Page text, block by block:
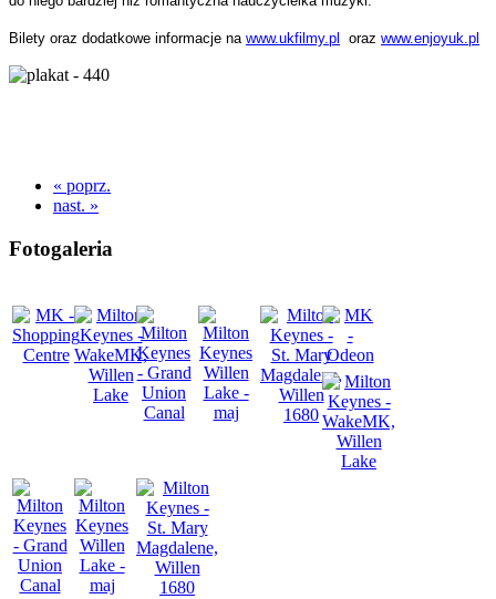
Bilety oraz dodatkowe informacje na www.ukfilmy.pl oraz www.enjoyuk.pl
« poprz.
nast. »
Fotogaleria